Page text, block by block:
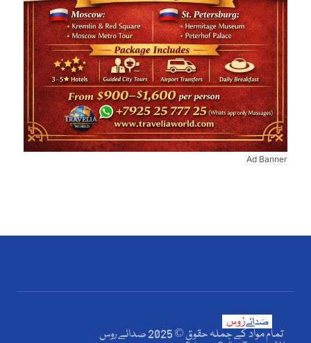
Ad Banner
تمام مواد کے جملہ حقوق © 2025 صدائے روس